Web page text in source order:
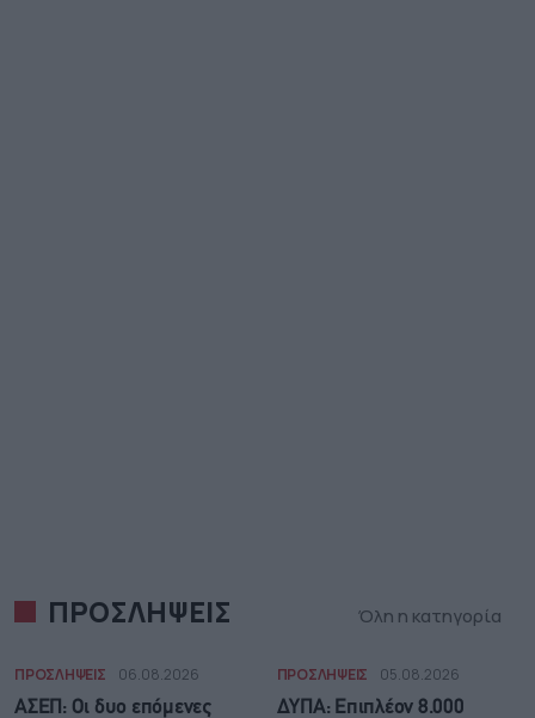
ΠΡΟΣΛΗΨΕΙΣ Όλη η κατηγορία
ΠΡΟΣΛΗΨΕΙΣ 06.08.2026
ΑΣΕΠ: Οι δυο επόμενες
ΠΡΟΣΛΗΨΕΙΣ 05.08.2026
ΔΥΠΑ: Επιπλέον 8.000